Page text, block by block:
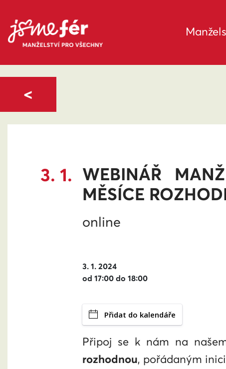
3. 1. WEBINÁŘ
MĚSÍCE
online
3. 1. 2024
od 17:00 do 18:00
Přidat do kalendáře
Připoj se k nám na
rozhodnou, pořádaným
<